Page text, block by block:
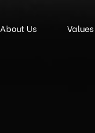
About Us Values